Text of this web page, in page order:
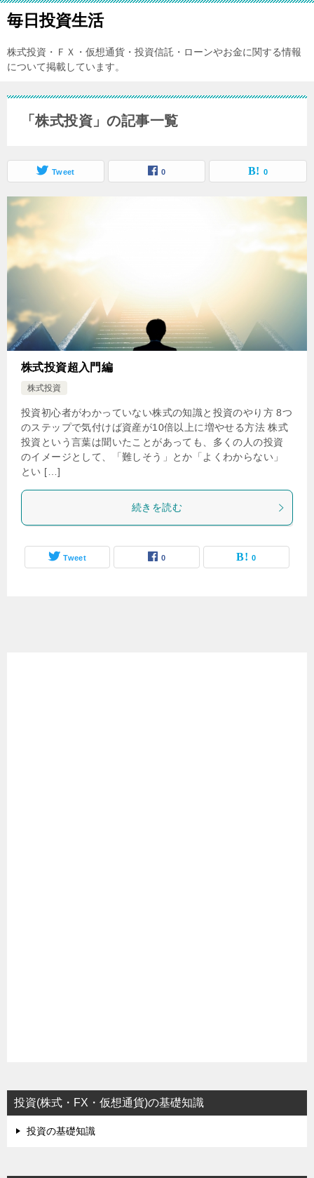
毎日投資生活
株式投資・ＦＸ・仮想通貨・投資信託・ローンやお金に関する情報
について掲載しています。
「株式投資」の記事一覧
Tweet 0 0
株式投資超入門編
株式投資
投資初心者がわかっていない株式の知識と投資のやり方 8つ
のステップで気付けば資産が10倍以上に増やせる方法 株式
投資という言葉は聞いたことがあっても、多くの人の投資
のイメージとして、「難しそう」とか「よくわからない」
とい […]
続きを読む
Tweet 0 0
投資(株式・FX・仮想通貨)の基礎知識
投資の基礎知識